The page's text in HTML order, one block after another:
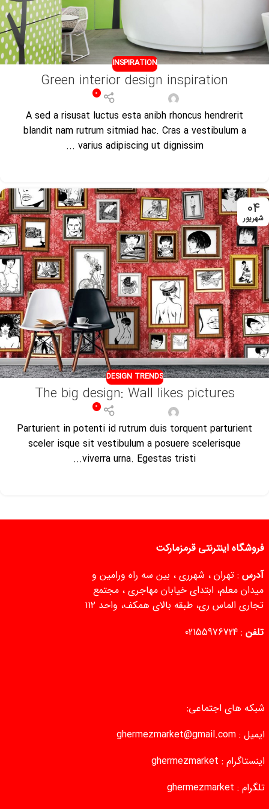
INSPIRATION
Green interior design inspiration
0
A sed a risusat luctus esta anibh rhoncus hendrerit
blandit nam rutrum sitmiad hac. Cras a vestibulum a
varius adipiscing ut dignissim ...
04
شهریور
DESIGN TRENDS
The big design: Wall likes pictures
0
Parturient in potenti id rutrum duis torquent parturient
sceler isque sit vestibulum a posuere scelerisque
viverra urna. Egestas tristi...
فروشگاه اینترنتی قرمزمارکت
آدرس : تهران ، شهرری ، بین سه راه ورامین و
میدان معلم، ابتدای خیابان مهاجری ، مجتمع
تجاری الماس ری، طبقه بالای همکف، واحد ۱۱۲
تلفن :
02155976724
شبکه های اجتماعی:
ایمیل : ghermezmarket@gmail.com
اینستاگرام : ghermezmarket
تلگرام : ghermezmarket